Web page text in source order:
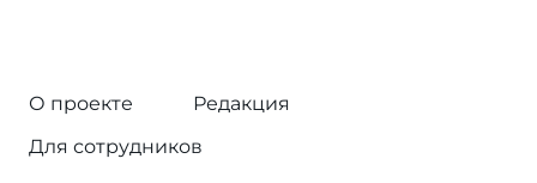
О проекте
Редакция
Для сотрудников